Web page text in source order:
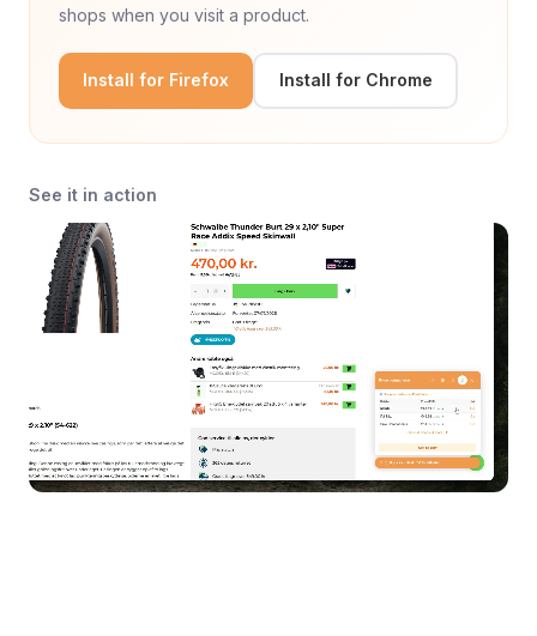
shops when you visit a product.
Install for Firefox Install for Chrome
See it in action